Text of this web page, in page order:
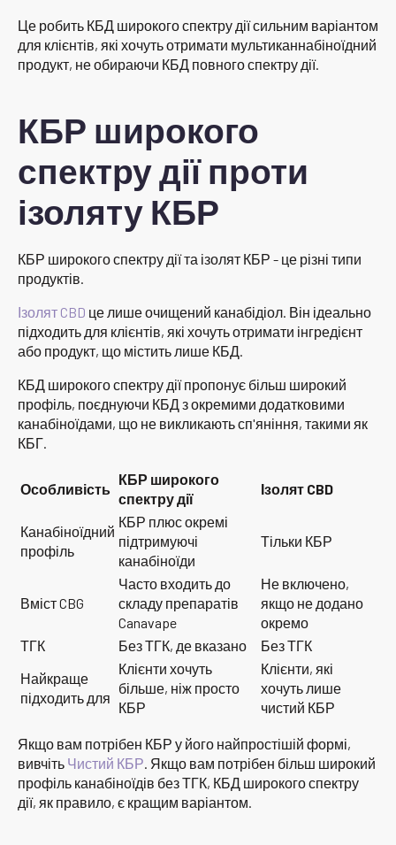
Це робить КБД широкого спектру дії сильним варіантом
для клієнтів, які хочуть отримати мультиканнабіноїдний
продукт, не обираючи КБД повного спектру дії.
КБР широкого
спектру дії проти
ізоляту КБР
КБР широкого спектру дії та ізолят КБР - це різні типи
продуктів.
Ізолят CBD це лише очищений канабідіол. Він ідеально
підходить для клієнтів, які хочуть отримати інгредієнт
або продукт, що містить лише КБД.
КБД широкого спектру дії пропонує більш широкий
профіль, поєднуючи КБД з окремими додатковими
канабіноїдами, що не викликають сп'яніння, такими як
КБГ.
Особливість
КБР широкого
спектру дії
Ізолят CBD
Канабіноїдний
профіль
КБР плюс окремі
підтримуючі
канабіноїди
Тільки КБР
Вміст CBG
Часто входить до
складу препаратів
Canavape
Не включено,
якщо не додано
окремо
ТГК
Без ТГК, де вказано
Без ТГК
Найкраще
підходить для
Клієнти хочуть
більше, ніж просто
КБР
Клієнти, які
хочуть лише
чистий КБР
Якщо вам потрібен КБР у його найпростішій формі,
вивчіть Чистий КБР. Якщо вам потрібен більш широкий
профіль канабіноїдів без ТГК, КБД широкого спектру
дії, як правило, є кращим варіантом.